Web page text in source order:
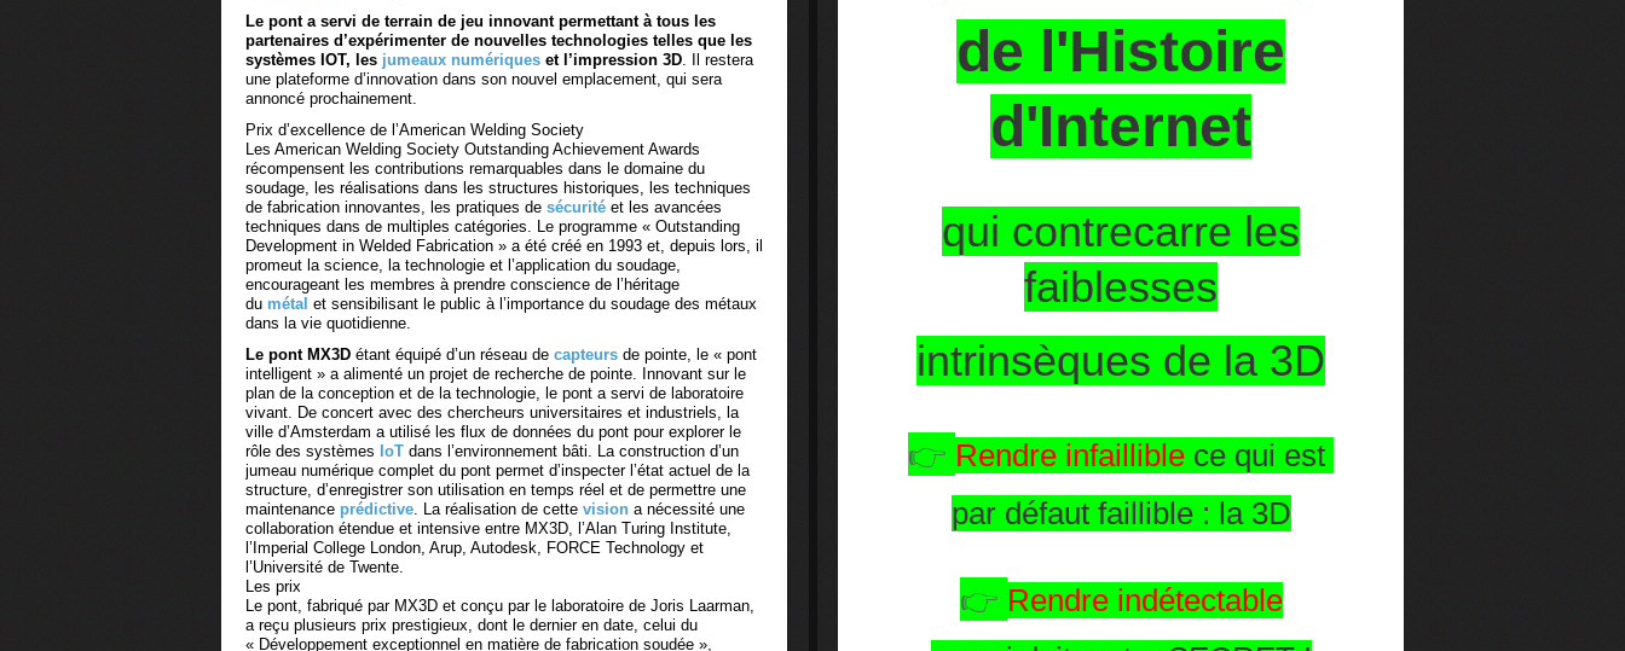
Le pont a servi de terrain de jeu innovant permettant à tous les
partenaires d’expérimenter de nouvelles technologies telles que les
systèmes IOT, les jumeaux numériques et l’impression 3D . Il restera
une plateforme d’innovation dans son nouvel emplacement, qui sera
annoncé prochainement.
Prix d’excellence de l’American Welding Society
Les American Welding Society Outstanding Achievement Awards
récompensent les contributions remarquables dans le domaine du
soudage, les réalisations dans les structures historiques, les techniques
de fabrication innovantes, les pratiques de sécurité et les avancées
techniques dans de multiples catégories. Le programme « Outstanding
Development in Welded Fabrication » a été créé en 1993 et, depuis lors, il
promeut la science, la technologie et l’application du soudage,
encourageant les membres à prendre conscience de l’héritage
du métal et sensibilisant le public à l’importance du soudage des métaux
dans la vie quotidienne.
Le pont MX3D étant équipé d’un réseau de capteurs de pointe, le « pont
intelligent » a alimenté un projet de recherche de pointe. Innovant sur le
plan de la conception et de la technologie, le pont a servi de laboratoire
vivant. De concert avec des chercheurs universitaires et industriels, la
ville d’Amsterdam a utilisé les flux de données du pont pour explorer le
rôle des systèmes IoT dans l’environnement bâti. La construction d’un
jumeau numérique complet du pont permet d’inspecter l’état actuel de la
structure, d’enregistrer son utilisation en temps réel et de permettre une
maintenance prédictive . La réalisation de cette vision a nécessité une
collaboration étendue et intensive entre MX3D, l’Alan Turing Institute,
l’Imperial College London, Arup, Autodesk, FORCE Technology et
l’Université de Twente.
Les prix
Le pont, fabriqué par MX3D et conçu par le laboratoire de Joris Laarman,
a reçu plusieurs prix prestigieux, dont le dernier en date, celui du
« Développement exceptionnel en matière de fabrication soudée »,
de l'Histoire
d'Internet
qui contrecarre les
faiblesses
intrinsèques de la 3D
👉 Rendre infaillible ce qui est
par défaut faillible : la 3D
👉 Rendre indétectable